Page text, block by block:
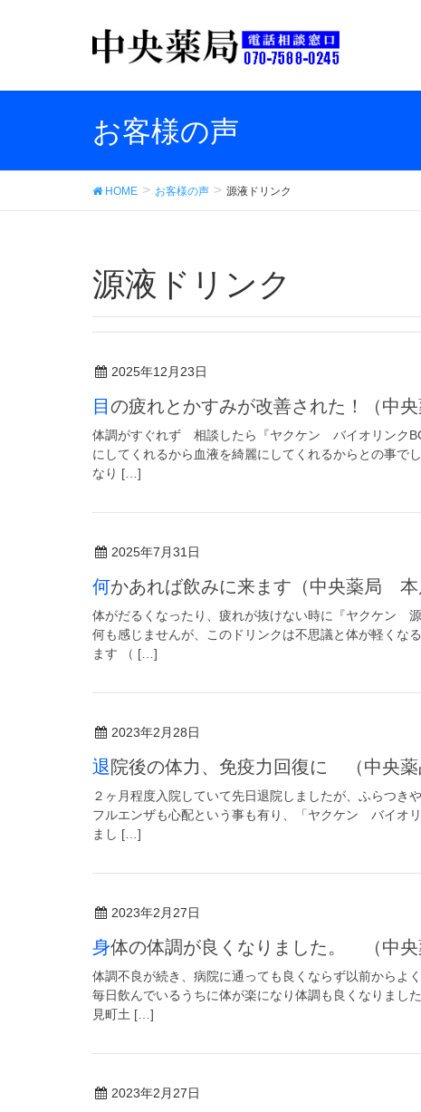
お客様の声
HOME お客様の声 源液ドリンク
源液ドリンク
2025年12月23日
目の疲れとかすみが改善された！（中
体調がすぐれず 相談したら『ヤクケン バイオリンク
にしてくれるから血液を綺麗にしてくれるからとの事
なり […]
2025年7月31日
何かあれば飲みに来ます（中央薬局 本
体がだるくなったり、疲れが抜けない時に『ヤクケン
何も感じませんが、このドリンクは不思議と体が軽くな
ます （ […]
2023年2月28日
退院後の体力、免疫力回復に （中央
２ヶ月程度入院していて先日退院しましたが、ふらつき
フルエンザも心配という事も有り、「ヤクケン バイオ
まし […]
2023年2月27日
身体の体調が良くなりました。 （中
体調不良が続き、病院に通っても良くならず以前からよ
毎日飲んでいるうちに体が楽になり体調も良くなりまし
見町土 […]
2023年2月27日